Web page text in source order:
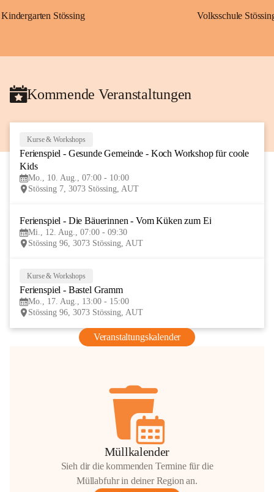
Kindergarten Stössing Volksschule
Kommende Veranstaltungen
AUG
Kurse & Workshops
Ferienspiel - Gesunde Gemeinde - Koch Workshop für coole
Kids
Mo., 10. Aug., 07:00 - 10:00
Stössing 7, 3073 Stössing, AUT
Ferienspiel - Die Bäuerinnen - Vom Küken zum Ei
Mi., 12. Aug., 07:00 - 09:30
Stössing 96, 3073 Stössing, AUT
Kurse & Workshops
Ferienspiel - Bastel Gramm
Mo., 17. Aug., 13:00 - 15:00
Stössing 96, 3073 Stössing, AUT
Veranstaltungskalender
Müllkalender
Sieh dir die kommenden Termine für die
Müllabfuhr in deiner Region an.